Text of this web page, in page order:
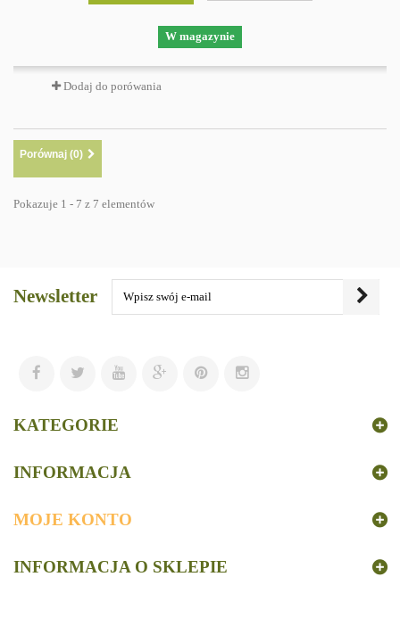
W magazynie
Dodaj do porówania
Porównaj (0)
Pokazuje 1 - 7 z 7 elementów
Newsletter
KATEGORIE
INFORMACJA
MOJE KONTO
INFORMACJA O SKLEPIE